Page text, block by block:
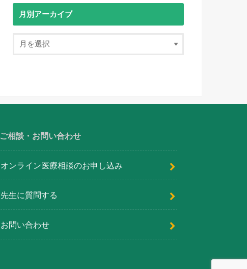
月別アーカイブ
ご相談・お問い合わせ
オンライン医療相談のお申し込み
先生に質問する
お問い合わせ